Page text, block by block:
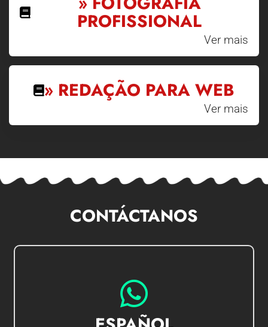
PROFISSIONAL
Ver mais
» REDAÇÃO PARA WEB
Ver mais
CONTÁCTANOS
IR AL CHAT